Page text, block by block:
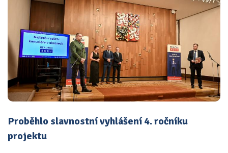
Proběhlo slavnostní vyhlášení 4. ročníku
projektu